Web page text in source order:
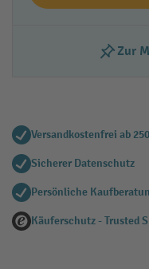
Zur
Versandkostenfrei ab
Sicherer Datenschutz
Persönliche
Käuferschutz - Trusted